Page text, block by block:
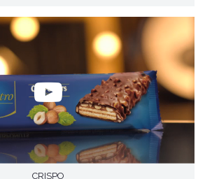
CRISPO